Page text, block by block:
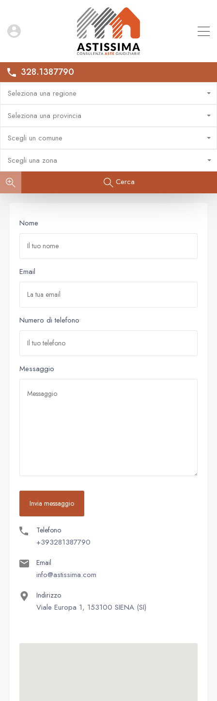
328.1387790
Seleziona una regione
Seleziona una provincia
Scegli un comune
Scegli una zona
Cerca
Nome
Email
Numero di telefono
Messaggio
Telefono
+393281387790
Email
info@astissima.com
Indirizzo
Viale Europa 1, 153100 SIENA (SI)